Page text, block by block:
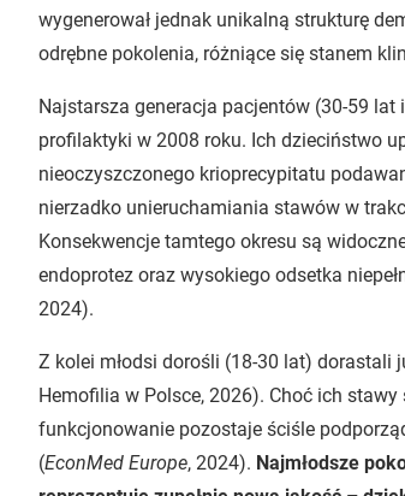
wygenerował jednak unikalną strukturę
odrębne pokolenia, różniące się stanem
Najstarsza generacja pacjentów (30-59
profilaktyki w 2008 roku. Ich dzieciństwo
nieoczyszczonego krioprecypitatu
nierzadko unieruchamiania stawów w
Konsekwencje tamtego okresu są
endoprotez oraz wysokiego odsetka
2024).
Z kolei młodsi dorośli (18-30 lat) dorastali
Hemofilia w Polsce, 2026). Choć ich
funkcjonowanie pozostaje ściśle
(EconMed Europe, 2024). Najmłodsze